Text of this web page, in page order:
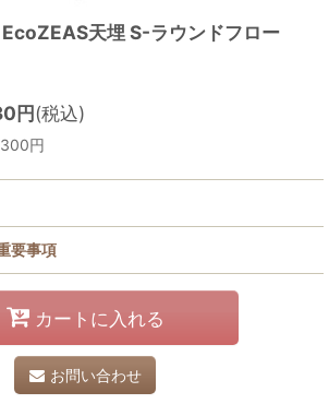
天埋 S-ラウンドフロー
円(税込)
円
要事項
カートに入れる
お問い合わせ